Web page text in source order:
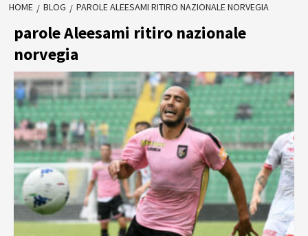
HOME BLOG PAROLE ALEESAMI RITIRO NAZIONALE NORVEGIA
parole Aleesami ritiro nazionale
norvegia